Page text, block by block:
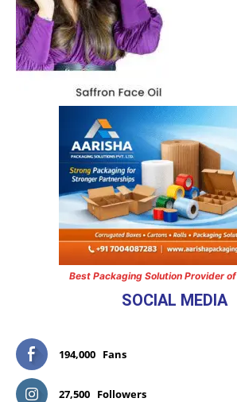
Best Packaging Solution Provider
SOCIAL MEDIA
194,000 Fans
27,500 Followers